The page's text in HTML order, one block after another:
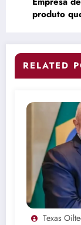
produto
RELATED
Texas